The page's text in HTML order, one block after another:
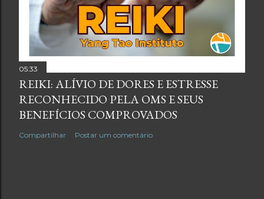
05:33
REIKI: ALÍVIO DE DORES E ESTRESSE
RECONHECIDO PELA OMS E SEUS
BENEFÍCIOS COMPROVADOS
Compartilhar Postar um comentário